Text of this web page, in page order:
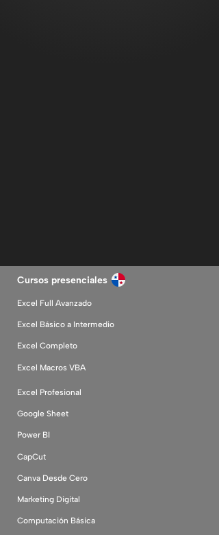
Cursos presenciales
Excel Full Avanzado
Excel Básico a Intermedio
Excel Completo
Excel Macros VBA
Excel Profesional
Google Sheet
Power BI
CapCut
Canva Desde Cero
Marketing Digital
Computación Básica